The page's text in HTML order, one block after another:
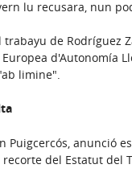
lu recusara, nun
trabayu de
d'Autonomía
limine".
Puigcercós,
del Estatut del